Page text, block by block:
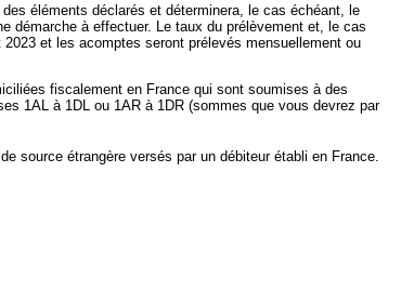
éléments déclarés et déterminera, le cas échéant, le
démarche à effectuer. Le taux du prélèvement et, le cas
et les acomptes seront prélevés mensuellement ou
fiscalement en France qui sont soumises à des
1AL à 1DL ou 1AR à 1DR (sommes que vous devrez par
source étrangère versés par un débiteur établi en France.